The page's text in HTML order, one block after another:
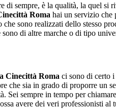
sempre, è la qualità, la quel si
Roma hai un servizio che
sono realizzati dello stesso
sono di altre marche o di tipo
Cinecittà Roma ci sono di certo
che sia in grado di proporre
Sei sempre in tempo per
avere dei veri professionisti